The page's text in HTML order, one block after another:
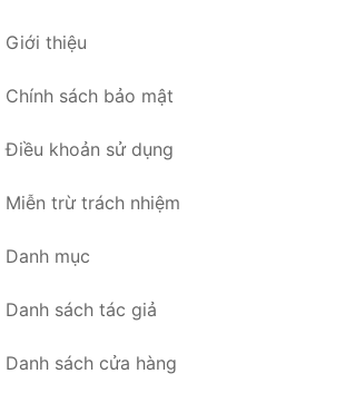
Giới thiệu
Chính sách bảo mật
Điều khoản sử dụng
Miễn trừ trách nhiệm
Danh mục
Danh sách tác giả
Danh sách cửa hàng